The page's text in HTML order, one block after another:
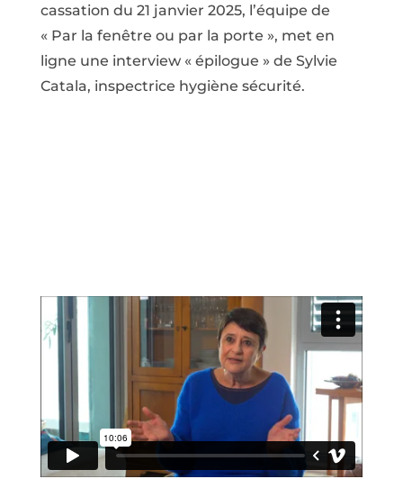
cassation du 21 janvier 2025, l’équipe de
« Par la fenêtre ou par la porte », met en
ligne une interview « épilogue » de Sylvie
Catala, inspectrice hygiène sécurité.